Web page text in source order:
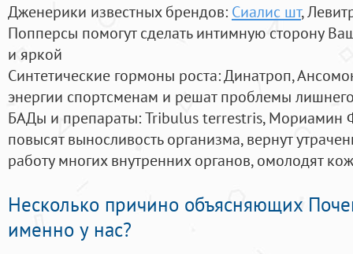
Дженерики известных брендов: Сиалис шт,
Попперсы помогут сделать интимную сторону
и яркой
Синтетические гормоны роста: Динатроп,
энергии спортсменам и решат проблемы
БАДы и препараты:Tribulus terrestris, Мориамин
повысят выносливость организма, вернут
работу многих внутренних органов, омолодят
Несколько причино объясняющих
именно у нас?